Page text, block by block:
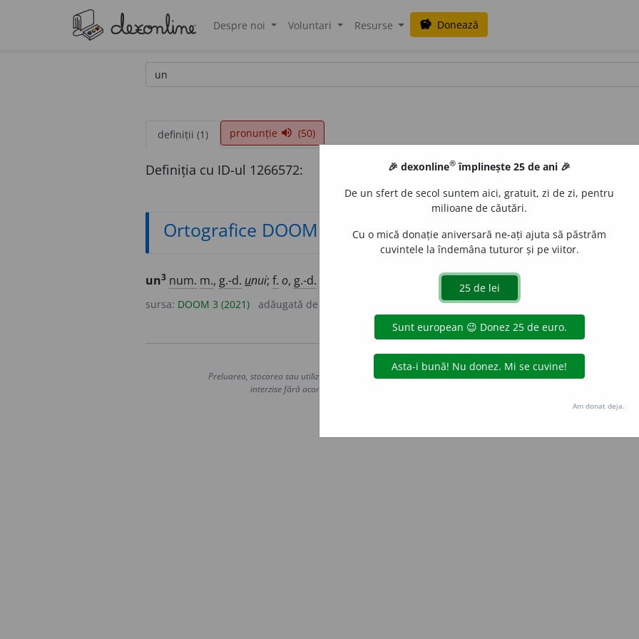
Despre noi Voluntari Resurse savings Donează
definiții (1) pronunție volume_up (50)
Definiția cu ID-ul 1266572:
Ortografice DOOM
un3 num. m., g.-d. unui; f. o, g.-d. Eu am un frate/o soră, el are doi/două.
sursa: DOOM 3 (2021) adăugată de
Copyright © 2004-2026 dexonline (https://dexonline.ro)
Preluarea, stocarea sau utilizarea datelor de pe acest site, inclusiv prin orice metode de extragere automată
interzise fără acordul nostru prealabil scris, cu excepția seturilor de date oferite oficial spre utilizare
Hosterion
🎉 dexonline® împlinește 25 de ani 🎉
De un sfert de secol suntem aici, gratuit, zi de zi, pentru
milioane de căutări.
Cu o mică donație aniversară ne-ați ajuta să păstrăm
cuvintele la îndemâna tuturor și pe viitor.
Am donat deja.